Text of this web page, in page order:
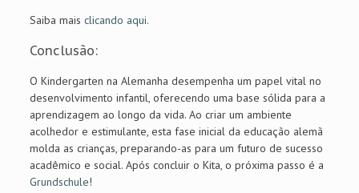
Saiba mais clicando aqui.
Conclusão:
O Kindergarten na Alemanha desempenha um papel vital no
desenvolvimento infantil, oferecendo uma base sólida para a
aprendizagem ao longo da vida. Ao criar um ambiente
acolhedor e estimulante, esta fase inicial da educação alemã
molda as crianças, preparando-as para um futuro de sucesso
acadêmico e social. Após concluir o Kita, o próxima passo é a
Grundschule!